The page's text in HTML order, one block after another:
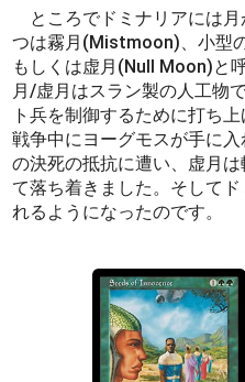
ところでドミナリアには月
つは霧月(Mistmoon)、小型
もしくは虚月(Null Moon)と
月/虚月はスラン製の人工物
ト兵を制御するために打ち
戦争中にヨーグモスが手に
の決死の抵抗に遭い、虚月
て落ち着きました。そして
れるようになったのです。